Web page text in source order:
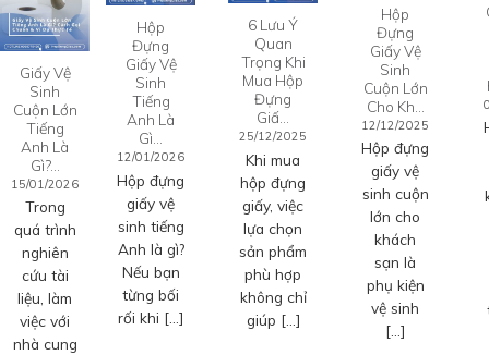
Giấy Vệ
Sinh
Cuộn Lớn
Tiếng
Anh Là
Gì?…
15/01/2026
Trong
quá trình
nghiên
cứu tài
liệu, làm
việc với
nhà cung
Hộp
Đựng
Giấy Vệ
Sinh
Tiếng
Anh Là
Gì…
12/01/2026
Hộp đựng
giấy vệ
sinh tiếng
Anh là gì?
Nếu bạn
từng bối
rối khi […]
6 Lưu Ý
Quan
Trọng Khi
Mua Hộp
Đựng
Giấ…
25/12/2025
Khi mua
hộp đựng
giấy, việc
lựa chọn
sản phẩm
phù hợp
không chỉ
giúp […]
Hộp
Đựng
Giấy Vệ
Sinh
Cuộn Lớn
Cho Kh…
12/12/2025
Hộp đựng
giấy vệ
sinh cuộn
lớn cho
khách
sạn là
phụ kiện
vệ sinh
[…]